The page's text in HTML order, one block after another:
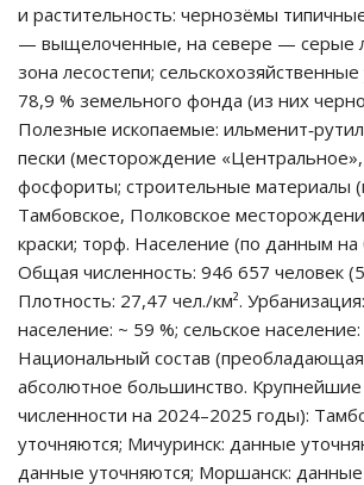
и растительность: чернозёмы
— выщелоченные, на севере — серые
зона лесостепи;
78,9 % земельного фонда (из них
Полезные ископаемые:
пески (месторождение
фосфориты; строительные материалы
Тамбовское, Полковское
краски; торф. Население (по данным на
Общая численность: 946 657 человек
Плотность: 27,47 чел./км².
население: ~ 59 %; сельское
Национальный состав (преобладающая
абсолютное большинство. Крупнейшие
численности на 2024–2025 годы):
уточняются; Мичуринск: данные
данные уточняются; Моршанск: данные